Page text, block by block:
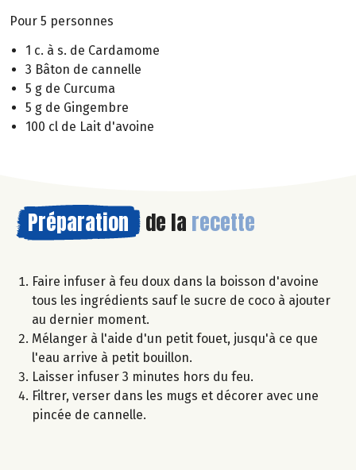
Pour 5 personnes
1 c. à s. de Cardamome
3 Bâton de cannelle
5 g de Curcuma
5 g de Gingembre
100 cl de Lait d'avoine
Préparation de la recette
Faire infuser à feu doux dans la boisson d'avoine
tous les ingrédients sauf le sucre de coco à ajouter
au dernier moment.
Mélanger à l'aide d'un petit fouet, jusqu'à ce que
l'eau arrive à petit bouillon.
Laisser infuser 3 minutes hors du feu.
Filtrer, verser dans les mugs et décorer avec une
pincée de cannelle.